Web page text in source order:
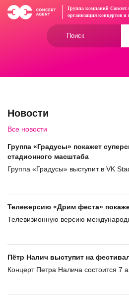
Перейти
Группа компаний Concert
организация концертов и
Новости
Все новости
Группа «Градусы» покажет
стадионного масштаба
Группа «Градусы» выступит в VK
Телеверсию «Дрим феста»
Телевизионную версию
Пётр Налич выступит на
Концерт Петра Налича состоится 7